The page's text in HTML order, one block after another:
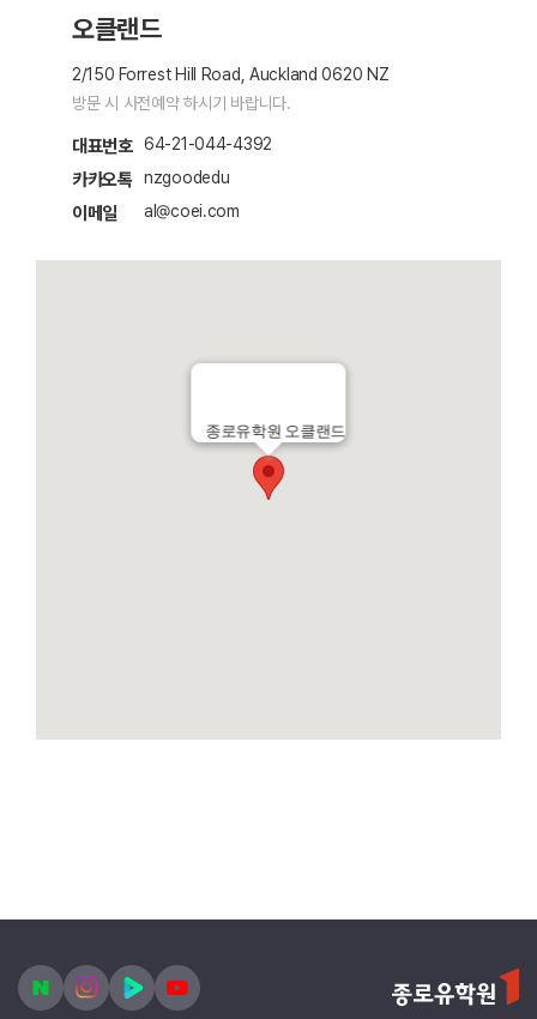
오클랜드
2/150 Forrest Hill Road, Auckland 0620 NZ
방문 시 사전예약 하시기 바랍니다.
대표번호 64-21-044-4392
카카오톡 nzgoodedu
이메일 al@coei.com
종로유학원 오클랜드